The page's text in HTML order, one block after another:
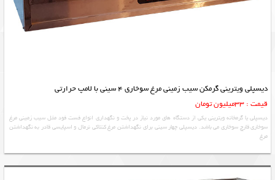
دیسپلی ویترینی گرمکن سیب زمینی مرغ سوخاری 4 سینی با لامپ حرارتی
قیمت : 33میلیون تومان
دیسپلی یا گرمخانه ویترینی یکی از دستگاه های مورد نیاز در پخت و نگهداری انواع فست فود مثل سیب زمینی مرغ
سوخاری قارچ سوخاری می باشد. دیسپلی چهار سینی برای نگهداشتن مرغ کنتاکی نرمال و اسپایسی قادر به نگهداشتن
مرغ